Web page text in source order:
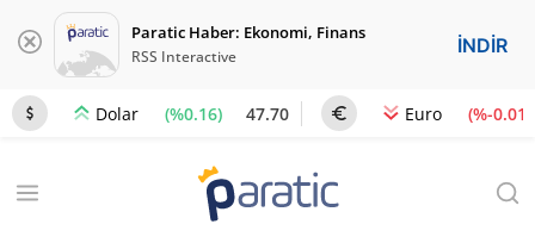
Paratic Haber: Ekonomi, Finans
RSS Interactive İNDİR
Dolar (%0.16) 47.70 Euro (%-0.01)